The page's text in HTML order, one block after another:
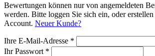
Bewertungen können nur von angemeldeten
werden. Bitte loggen Sie sich ein, oder erstellen
Account. Neuer Kunde?
Ihre E-Mail-Adresse *
Ihr Passwort *